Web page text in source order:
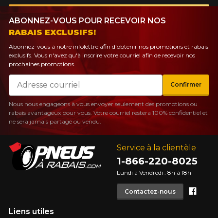
Service à la clientèle
1-866-220-8025
Lundi à Vendredi : 8h à 18h
Contactez-nous
Liens utiles
ABONNEZ-VOUS POUR RECEVOIR NOS
RABAIS EXCLUSIFS!
Abonnez-vous à notre infolettre afin d'obtenir nos promotions et rabais
exclusifs. Vous n'avez qu'à inscrire votre courriel afin de recevoir nos
prochaines promotions.
Courriel
Confirmer
Nous nous engageons à vous envoyer seulement des promotions ou
rabais avantageux pour vous. Votre courriel restera 100% confidentiel et
ne sera jamais partagé ou vendu.